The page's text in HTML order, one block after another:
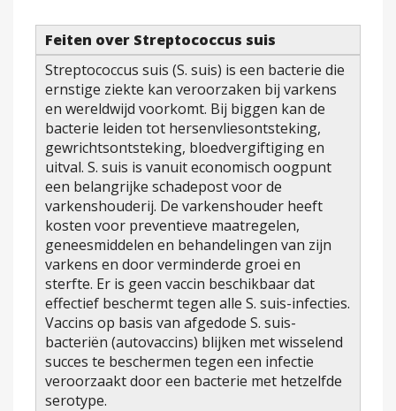
Feiten over Streptococcus suis
Streptococcus suis (S. suis) is een bacterie die
ernstige ziekte kan veroorzaken bij varkens
en wereldwijd voorkomt. Bij biggen kan de
bacterie leiden tot hersenvliesontsteking,
gewrichtsontsteking, bloedvergiftiging en
uitval. S. suis is vanuit economisch oogpunt
een belangrijke schadepost voor de
varkenshouderij. De varkenshouder heeft
kosten voor preventieve maatregelen,
geneesmiddelen en behandelingen van zijn
varkens en door verminderde groei en
sterfte. Er is geen vaccin beschikbaar dat
effectief beschermt tegen alle S. suis-infecties.
Vaccins op basis van afgedode S. suis-
bacteriën (autovaccins) blijken met wisselend
succes te beschermen tegen een infectie
veroorzaakt door een bacterie met hetzelfde
serotype.